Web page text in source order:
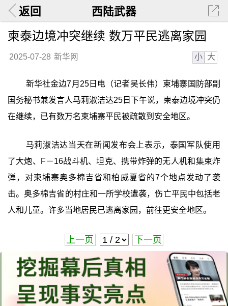
返回 西陆武器
柬泰边境冲突继续 数万平民逃离家园
2025-07-28 新华网 小 大
新华社金边7月25日电（记者吴长伟）柬埔寨国防部副
国务秘书兼发言人马莉淑洁达25日下午说，柬泰边境冲突仍
在继续，已有数万名柬埔寨平民被疏散到安全地区。
马莉淑洁达当天在新闻发布会上表示，泰国军队使用
了大炮、F－16战斗机、坦克、携带炸弹的无人机和集束炸
弹，对柬埔寨奥多棉吉省和柏威夏省的7个地点发动了袭
击。奥多棉吉省的村庄和一所学校遭袭，伤亡平民中包括老
人和儿童。许多当地居民已逃离家园，前往更安全地区。
上一页 下一页